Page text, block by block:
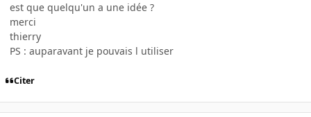
est que quelqu'un a une idée ?
merci
thierry
PS : auparavant je pouvais l utiliser
Citer